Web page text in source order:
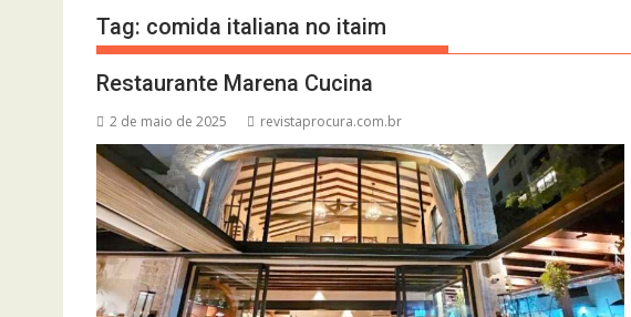
Tag: comida italiana no itaim
Restaurante Marena Cucina
2 de maio de 2025 revistaprocura.com.br